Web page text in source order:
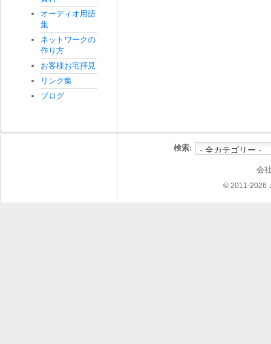
オーディオ用語
集
ネットワークの
作り方
お客様お宅拝見
リンク集
ブログ
検索:
会
© 2011-2026